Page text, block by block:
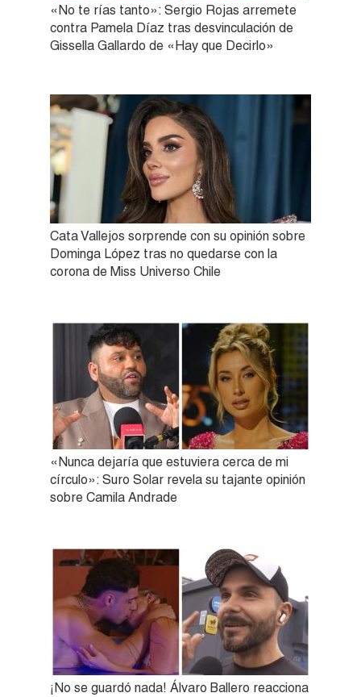
«No te rías tanto»: Sergio Rojas arremete
contra Pamela Díaz tras desvinculación de
Gissella Gallardo de «Hay que Decirlo»
Cata Vallejos sorprende con su opinión sobre
Dominga López tras no quedarse con la
corona de Miss Universo Chile
«Nunca dejaría que estuviera cerca de mi
círculo»: Suro Solar revela su tajante opinión
sobre Camila Andrade
¡No se guardó nada! Álvaro Ballero reacciona